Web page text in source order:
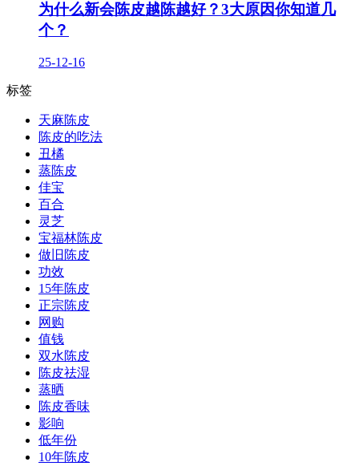
为什么新会陈皮越陈越好？3大原因你知道几
个？
25-12-16
标签
天麻陈皮
陈皮的吃法
丑橘
蒸陈皮
佳宝
百合
灵芝
宝福林陈皮
做旧陈皮
功效
15年陈皮
正宗陈皮
网购
值钱
双水陈皮
陈皮祛湿
蒸晒
陈皮香味
影响
低年份
10年陈皮